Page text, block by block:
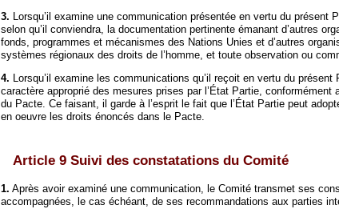
3. Lorsqu’il examine une communication présentée en vertu du présent
selon qu’il conviendra, la documentation pertinente émanant d’autres
fonds, programmes et mécanismes des Nations Unies et d’autres
systèmes régionaux des droits de l’homme, et toute observation ou
4. Lorsqu’il examine les communications qu’il reçoit en vertu du
caractère approprié des mesures prises par l’État Partie,
du Pacte. Ce faisant, il garde à l’esprit le fait que l’État Partie peut
en oeuvre les droits énoncés dans le Pacte.
Article 9 Suivi des constatations du Comité
1. Après avoir examiné une communication, le Comité transmet ses
accompagnées, le cas échéant, de ses recommandations aux parties